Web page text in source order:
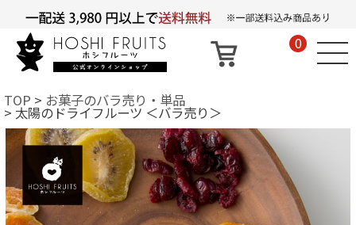
0
TOP お菓子のバラ売り・単品
太陽のドライフルーツ ＜バラ売り＞